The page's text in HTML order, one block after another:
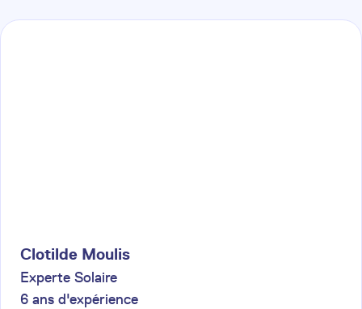
Clotilde Moulis
Experte Solaire
6 ans d'expérience